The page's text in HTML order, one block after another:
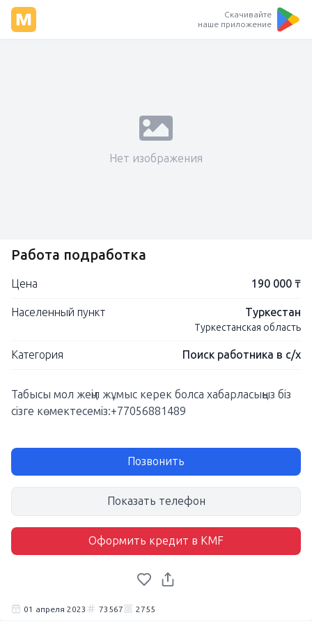
Скачивайте
наше приложение
Нет изображения
Работа подработка
Цена 190 000 ₸
Населенный пункт Туркестан
Туркестанская область
Категория Поиск работника в с/х
Табысы мол жеңіл жұмыс керек болса хабарласыңыз біз
сізге көмектесеміз:+77056881489
Позвонить
Показать телефон
Оформить кредит в KMF
01 апреля 2023 73567 2755